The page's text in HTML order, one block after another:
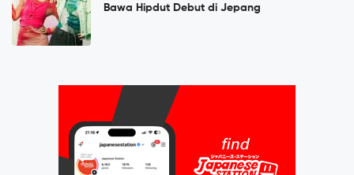
Bawa Hipdut Debut di Jepang